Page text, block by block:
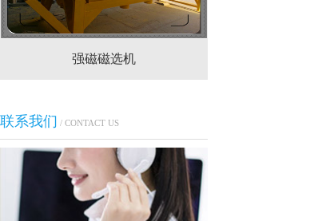
强磁磁选机
联系我们 / CONTACT US